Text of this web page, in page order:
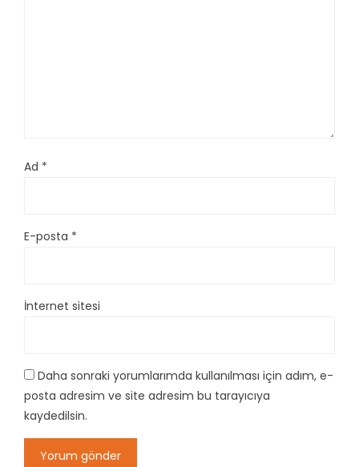
Ad *
E-posta *
İnternet sitesi
Daha sonraki yorumlarımda kullanılması için adım, e-
posta adresim ve site adresim bu tarayıcıya
kaydedilsin.